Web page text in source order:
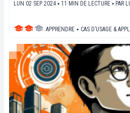
LUN 02 SEP 2024 ▪ 11 MIN DE LECTURE ▪ PAR
APPRENDRE ▪ CAS D’USAGE &